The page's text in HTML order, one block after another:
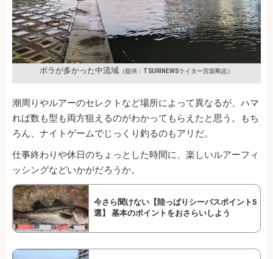
ボラが多かった中流域 （提供：TSURINEWSライター宮坂剛志）
潮周りやルアーのセレクトなど場所によって異なるが、ハマ
れば数も型も両方狙えるのがわかってもらえたと思う。もち
ろん、ナイトゲームでじっくり釣るのもアリだ。
仕事終わりや休日のちょっとした時間に、楽しいルアーフィ
ッシングなどいかがだろうか。
今さら聞けない【陸っぱりシーバスポイント5
選】 基本のポイントをおさらいしよう